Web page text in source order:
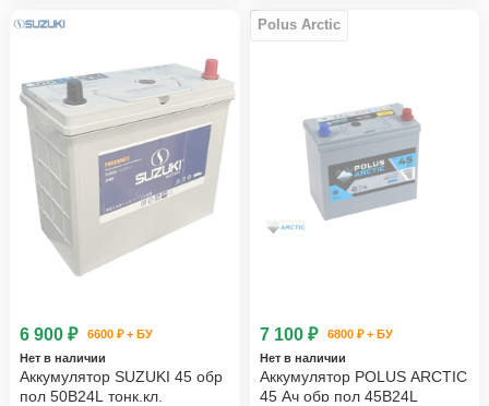
6 900 ₽
6600 ₽ + БУ
Нет в наличии
Аккумулятор SUZUKI 45 обр
пол 50B24L тонк.кл.
Polus Arctic
7 100 ₽
6800 ₽ + БУ
Нет в наличии
Аккумулятор POLUS ARCTIC
45 Ач обр пол 45B24L